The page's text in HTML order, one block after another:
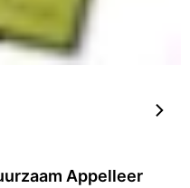
Appelleer